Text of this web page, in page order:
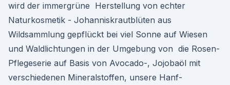
wird der immergrüne Herstellung von echter
Naturkosmetik - Johanniskrautblüten aus
Wildsammlung gepflückt bei viel Sonne auf Wiesen
und Waldlichtungen in der Umgebung von die Rosen-
Pflegeserie auf Basis von Avocado-, Jojobaöl mit
verschiedenen Mineralstoffen, unsere Hanf-